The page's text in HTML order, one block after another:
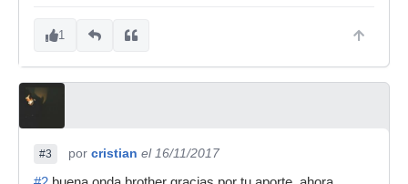
1
#3 por cristian el 16/11/2017